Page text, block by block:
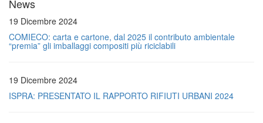
News
19 Dicembre 2024
COMIECO: carta e cartone, dal 2025 il contributo ambientale
“premia” gli imballaggi compositi più riciclabili
19 Dicembre 2024
ISPRA: PRESENTATO IL RAPPORTO RIFIUTI URBANI 2024